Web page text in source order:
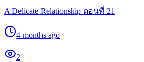
A Delicate Relationship ตอนที่ 21
4 months ago
2